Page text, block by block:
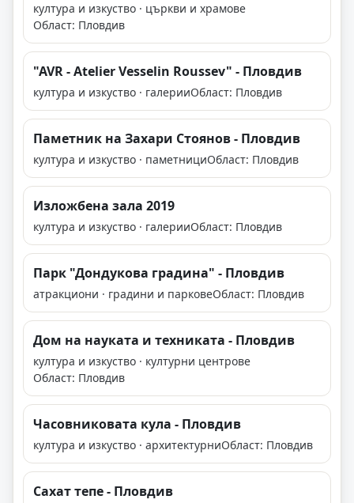
култура и изкуство · църкви и храмове
Област: Пловдив
"AVR - Atelier Vesselin Roussev" - Пловдив
култура и изкуство · галерииОбласт: Пловдив
Паметник на Захари Стоянов - Пловдив
култура и изкуство · паметнициОбласт: Пловдив
Изложбена зала 2019
култура и изкуство · галерииОбласт: Пловдив
Парк "Дондукова градина" - Пловдив
атракциони · градини и парковеОбласт: Пловдив
Дом на науката и техниката - Пловдив
култура и изкуство · културни центрове
Област: Пловдив
Часовниковата кула - Пловдив
култура и изкуство · архитектурниОбласт: Пловдив
Сахат тепе - Пловдив